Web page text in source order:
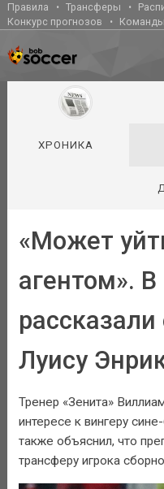
Правила Трансферы
Конкурс прогнозов
Команды
ХРОНИКА
«Может
агентом». В
Луису
Тренер «Зенита»
интересе к вингеру
также объяснил, что
трансферу игрока